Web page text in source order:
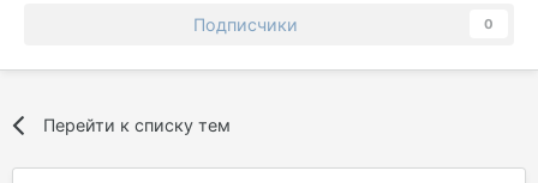
Подписчики 0
Перейти к списку тем